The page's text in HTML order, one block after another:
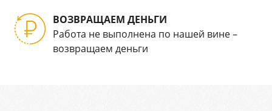
ВОЗВРАЩАЕМ ДЕНЬГИ
Работа не выполнена по нашей вине –
возвращаем деньги